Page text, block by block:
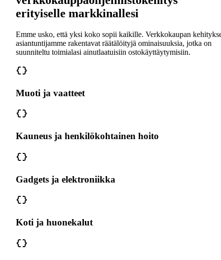
erityiselle markkinallesi
Emme usko, että yksi koko sopii kaikille. Verkkokaupan
asiantuntijamme rakentavat räätälöityjä ominaisuuksia, jotka on
suunniteltu toimialasi ainutlaatuisiin ostokäyttäytymisiin.
Muoti ja vaatteet
Kauneus ja henkilökohtainen hoito
Gadgets ja elektroniikka
Koti ja huonekalut